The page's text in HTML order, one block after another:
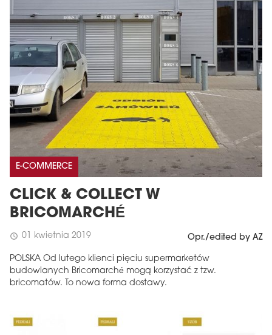
E-COMMERCE
CLICK & COLLECT W
BRICOMARCHÉ
schedule 01 kwietnia 2019 Opr./edited by AZ
POLSKA Od lutego klienci pięciu supermarketów
budowlanych Bricomarché mogą korzystać z tzw.
bricomatów. To nowa forma dostawy.